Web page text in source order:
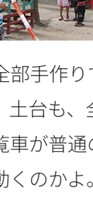
部手作
土台も
車が普
くのか